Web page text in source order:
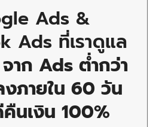
Ads &
Ads ที่เราดูแล
าก Ads ต่ำกว่า
งภายใน 60 วัน
คืนเงิน 100%